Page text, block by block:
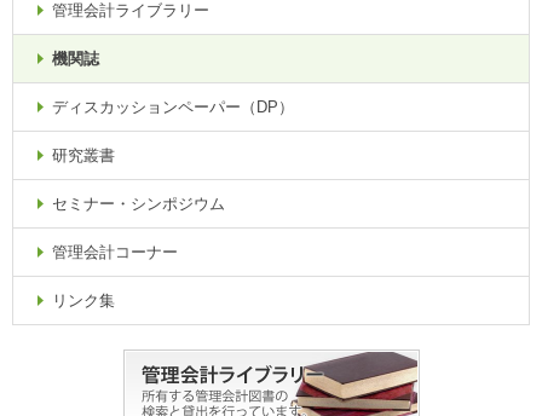
管理会計ライブラリー
機関誌
ディスカッションペーパー（DP）
研究叢書
セミナー・シンポジウム
管理会計コーナー
リンク集